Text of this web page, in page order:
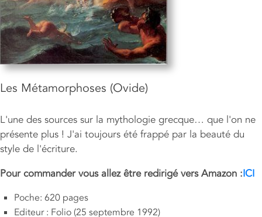
Les Métamorphoses (Ovide)
L'une des sources sur la mythologie grecque… que l'on ne
présente plus ! J'ai toujours été frappé par la beauté du
style de l'écriture.
Pour commander vous allez être redirigé vers Amazon :ICI
Poche: 620 pages
Editeur : Folio (25 septembre 1992)